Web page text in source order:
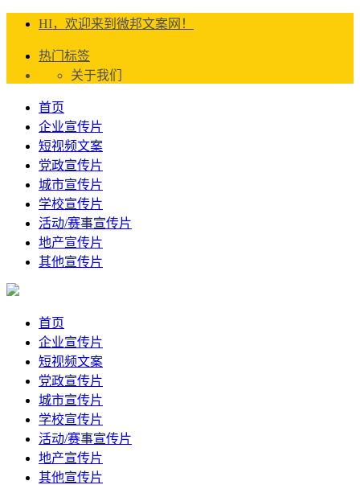
HI，欢迎来到微邦文案网！
热门标签
关于我们
首页
企业宣传片
短视频文案
党政宣传片
城市宣传片
学校宣传片
活动/赛事宣传片
地产宣传片
其他宣传片
首页
企业宣传片
短视频文案
党政宣传片
城市宣传片
学校宣传片
活动/赛事宣传片
地产宣传片
其他宣传片